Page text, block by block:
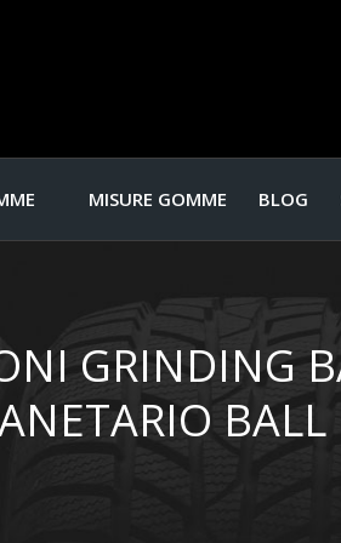
MISURE GOMME BLOG
GRINDING